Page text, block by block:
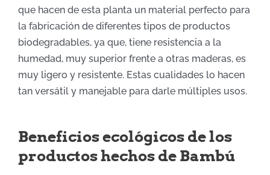
que hacen de esta planta un material perfecto para
la fabricación de diferentes tipos de productos
biodegradables, ya que, tiene resistencia a la
humedad, muy superior frente a otras maderas, es
muy ligero y resistente. Estas cualidades lo hacen
tan versátil y manejable para darle múltiples usos.
Beneficios ecológicos de los
productos hechos de Bambú